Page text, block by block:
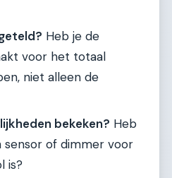
Heb je de
voor het totaal
niet alleen de
bekeken? Heb
sensor of dimmer voor
is?